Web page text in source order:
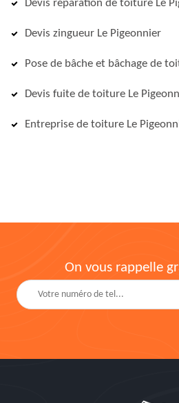
Devis réparation de toiture Le
Devis zingueur Le Pigeonnier
Pose de bâche et bâchage de
Devis fuite de toiture Le
Entreprise de toiture Le
On vous rappelle